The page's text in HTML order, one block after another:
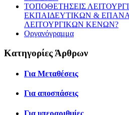
ΤΟΠΟΘΕΤΗΣΕΙΣ
ΕΚΠΑΙΔΕΥΤΙΚΩΝ &
ΛΕΙΤΟΥΡΓΙΚΩΝ ΚΕΝΩΝ?
Οργανόγραμμα
Κατηγορίες Άρθρων
Για Μεταθέσεις
Για αποσπάσεις
Για υπεραριθμίες